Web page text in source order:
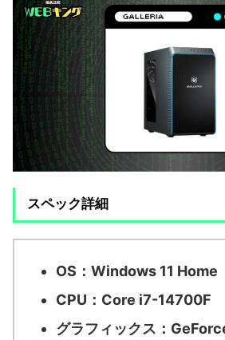
スペック詳細
OS： Windows 11 Home
CPU： Core i7-14700F
グラフィックス：